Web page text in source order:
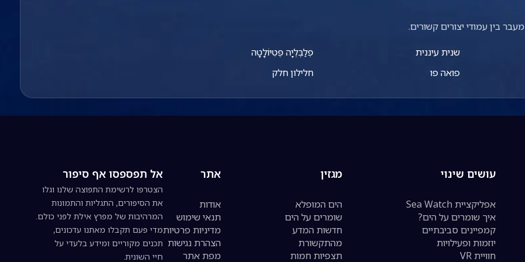
בין עמודי יצורים קשורים.
שנית עיננית
פואה פו
פְלַבֶּלְיָה פֶּטִיּוֹלָטָה
חלילון חלק
עושים שינוי
אפליקציית Sea Watch
איך שומרים על הים?
קמפיינים סביבתיים
יוזמות ופעילויות
חוויית VR
מגזין
הים המופלא
שומרים על הים
חדשות המדע
מהתקשורת
תצפיות חמות
אתר
אודות
תנאי שימוש
מדיניות פרטיות
הצהרת נגישות
מפת אתר
אל תפספסו אף סיפור
הצטרפו לרשימת התפוצה שלנו וגלו
את הסיפורים, התגליות והתמונות
המרהיבות של מפרץ אילת לפני כולם.
מדי פעם תקבלו מאתנו עדכונים,
תכנים מקוריים ומידע בלעדי על
חיי השונית.